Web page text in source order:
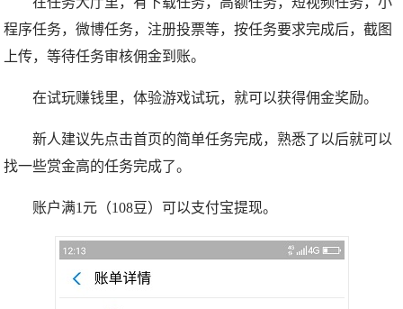
程序任务，微博任务，注册投票等，按任务要求完成后，截图
上传，等待任务审核佣金到账。
在试玩赚钱里，体验游戏试玩，就可以获得佣金奖励。
新人建议先点击首页的简单任务完成，熟悉了以后就可以
找一些赏金高的任务完成了。
账户满1元（108豆）可以支付宝提现。